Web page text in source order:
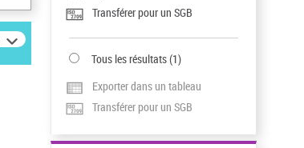
Transférer pour un SGB
Tous les résultats(1)
Exporter dans un tableau
Transférer pour un SGB